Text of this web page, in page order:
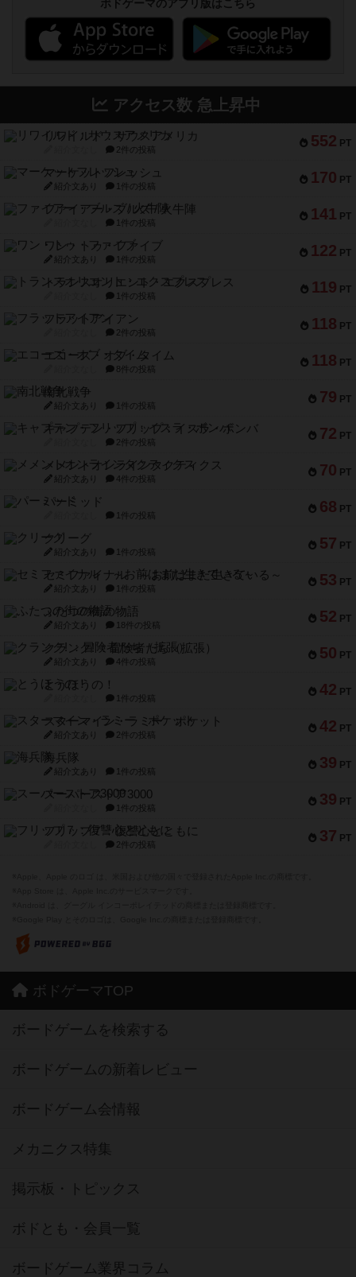
ボドゲーマのアプリ版はこちら
アクセス数 急上昇中
552 PT
リワイルド：サウスアメリカ
2件の投稿
170 PT
マーケットフレッシュ
紹介文あり 1件の投稿
141 PT
ファイアー・ブルズ / 火牛陣
1件の投稿
122 PT
ワン・トゥ・ファイブ
紹介文あり 1件の投稿
119 PT
トランスオリエント・エクスプレス
1件の投稿
118 PT
フラットアイアン
2件の投稿
118 PT
エコーズ・オブ・タイム
8件の投稿
79 PT
南北戦争
紹介文あり 1件の投稿
72 PT
キャプテン・フリップ：イスラ・ボンバ
2件の投稿
70 PT
メメントオンラインタクティクス
紹介文あり 4件の投稿
68 PT
パーミッド
1件の投稿
57 PT
クリーグ
紹介文あり 1件の投稿
53 PT
セミファイナル ～お前はまだ生きている～
紹介文あり 1件の投稿
52 PT
ふたつの街の物語
紹介文あり 18件の投稿
50 PT
クランク! ：冒険者たち（拡張）
紹介文あり 4件の投稿
42 PT
とうほうの！
1件の投稿
42 PT
スターマイン・ラミー ポケット
紹介文あり 2件の投稿
39 PT
海兵隊
紹介文あり 1件の投稿
39 PT
スーパーストア3000
1件の投稿
37 PT
フリップ７：復讐心とともに
2件の投稿
ボドゲーマTOP
ボードゲームを検索する
ボードゲームの新着レビュー
ボードゲーム会情報
メカニクス特集
掲示板・トピックス
ボドとも・会員一覧
ボードゲーム業界コラム